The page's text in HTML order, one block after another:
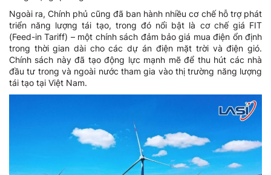
Ngoài ra, Chính phủ cũng đã ban hành nhiều cơ chế hỗ trợ phát
triển năng lượng tái tạo, trong đó nổi bật là cơ chế giá FIT
(Feed-in Tariff) – một chính sách đảm bảo giá mua điện ổn định
trong thời gian dài cho các dự án điện mặt trời và điện gió.
Chính sách này đã tạo động lực mạnh mẽ để thu hút các nhà
đầu tư trong và ngoài nước tham gia vào thị trường năng lượng
tái tạo tại Việt Nam.